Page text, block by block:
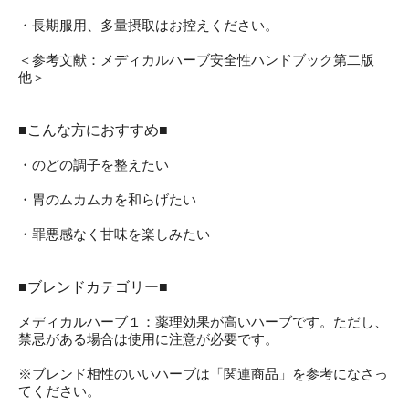
・長期服用、多量摂取はお控えください。
＜参考文献：メディカルハーブ安全性ハンドブック第二版
他＞
■こんな方におすすめ■
・のどの調子を整えたい
・胃のムカムカを和らげたい
・罪悪感なく甘味を楽しみたい
■ブレンドカテゴリー■
メディカルハーブ１：薬理効果が高いハーブです。ただし、
禁忌がある場合は使用に注意が必要です。
※ブレンド相性のいいハーブは「関連商品」を参考になさっ
てください。